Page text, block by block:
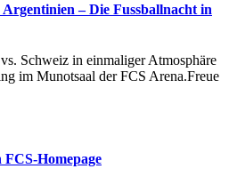
– Die Fussballnacht in
Schweiz in einmaliger Atmosphäre
im Munotsaal der FCS Arena.Freue
Homepage